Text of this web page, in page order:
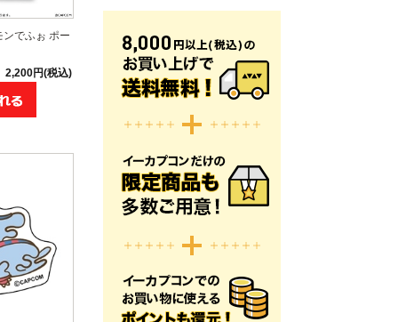
でふぉ ポー
2,200円(税込)